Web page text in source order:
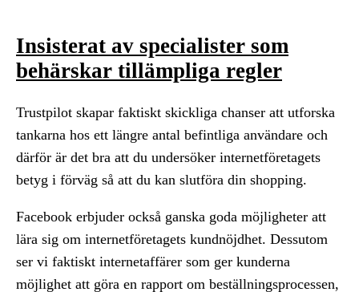
Insisterat av specialister som
behärskar tillämpliga regler
Trustpilot skapar faktiskt skickliga chanser att utforska
tankarna hos ett längre antal befintliga användare och
därför är det bra att du undersöker internetföretagets
betyg i förväg så att du kan slutföra din shopping.
Facebook erbjuder också ganska goda möjligheter att
lära sig om internetföretagets kundnöjdhet. Dessutom
ser vi faktiskt internetaffärer som ger kunderna
möjlighet att göra en rapport om beställningsprocessen,